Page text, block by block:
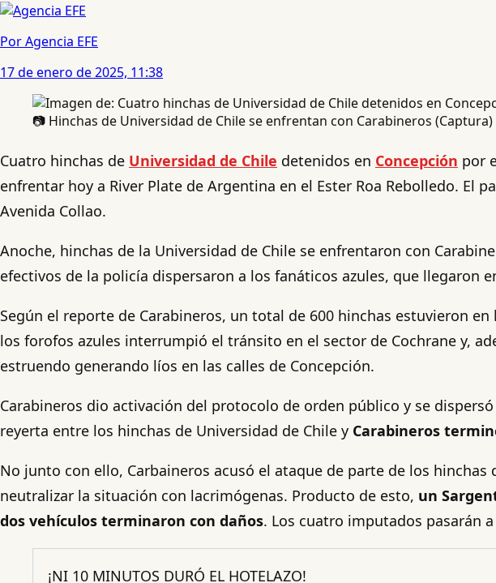
Por Agencia EFE
17 de enero de 2025, 11:38
📷 Hinchas de Universidad de Chile se enfrentan con Carabineros (Captura)
Cuatro hinchas de Universidad de Chile detenidos en Concepción por
enfrentar hoy a River Plate de Argentina en el Ester Roa Rebolledo. El
Avenida Collao.
Anoche, hinchas de la Universidad de Chile se enfrentaron con
efectivos de la policía dispersaron a los fanáticos azules, que llegaron
Según el reporte de Carabineros, un total de 600 hinchas estuvieron
los forofos azules interrumpió el tránsito en el sector de Cochrane y,
estruendo generando líos en las calles de Concepción.
Carabineros dio activación del protocolo de orden público y se
reyerta entre los hinchas de Universidad de Chile y Carabineros
No junto con ello, Carbaineros acusó el ataque de parte de los
neutralizar la situación con lacrimógenas. Producto de esto, un
dos vehículos terminaron con daños. Los cuatro imputados pasarán
¡NI 10 MINUTOS DURÓ EL HOTELAZO!